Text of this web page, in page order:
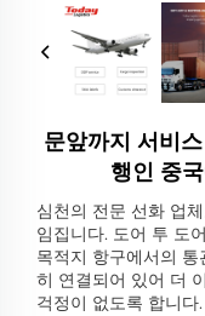
문앞까지 서비
행인 중
심천의 전문 선화 업
임집니다. 도어 투 도
목적지 항구에서의
히 연결되어 있어 더
걱정이 없도록 합니다.